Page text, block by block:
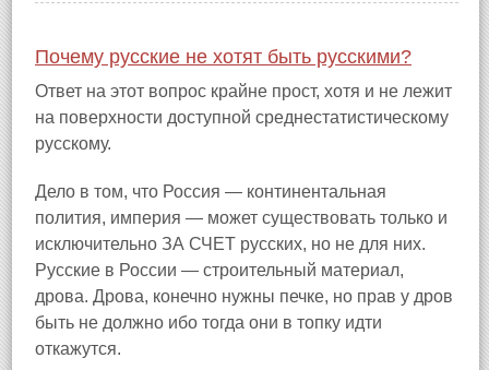
Почему русские не хотят быть русскими?
Ответ на этот вопрос крайне прост, хотя и не лежит
на поверхности доступной среднестатистическому
русскому.
Дело в том, что Россия — континентальная
полития, империя — может существовать только и
исключительно ЗА СЧЕТ русских, но не для них.
Русские в России — строительный материал,
дрова. Дрова, конечно нужны печке, но прав у дров
быть не должно ибо тогда они в топку идти
откажутся.